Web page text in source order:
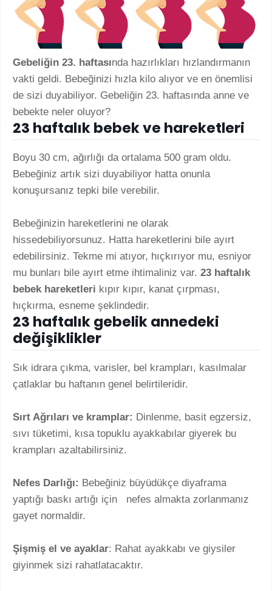
Gebeliğin 23. haftasında hazırlıkları hızlandırmanın
vakti geldi. Bebeğinizi hızla kilo alıyor ve en önemlisi
de sizi duyabiliyor. Gebeliğin 23. haftasında anne ve
bebekte neler oluyor?
23 haftalık bebek ve hareketleri
Boyu 30 cm, ağırlığı da ortalama 500 gram oldu.
Bebeğiniz artık sizi duyabiliyor hatta onunla
konuşursanız tepki bile verebilir.
Bebeğinizin hareketlerini ne olarak
hissedebiliyorsunuz. Hatta hareketlerini bile ayırt
edebilirsiniz. Tekme mi atıyor, hıçkırıyor mu, esniyor
mu bunları bile ayırt etme ihtimaliniz var. 23 haftalık
bebek hareketleri kıpır kıpır, kanat çırpması,
hıçkırma, esneme şeklindedir.
23 haftalık gebelik annedeki
değişiklikler
Sık idrara çıkma, varisler, bel krampları, kasılmalar
çatlaklar bu haftanın genel belirtileridir.
Sırt Ağrıları ve kramplar: Dinlenme, basit egzersiz,
sıvı tüketimi, kısa topuklu ayakkabılar giyerek bu
krampları azaltabilirsiniz.
Nefes Darlığı: Bebeğiniz büyüdükçe diyaframa
yaptığı baskı artığı için nefes almakta zorlanmanız
gayet normaldir.
Şişmiş el ve ayaklar: Rahat ayakkabı ve giysiler
giyinmek sizi rahatlatacaktır.